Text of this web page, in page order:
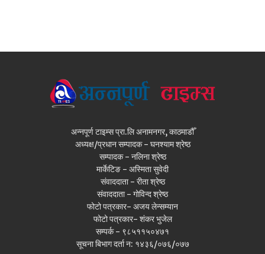
अन्नपूर्ण टाइम्स प्रा.लि अनामनगर, काठमाडौँ
अध्यक्ष/प्रधान सम्पादक - घनश्याम श्रेष्ठ
सम्पादक - नलिना श्रेष्ठ
मार्केटिङ - अस्मिता सुवेदी
संवाददाता - रीता श्रेष्ठ
संवाददाता - गोविन्द श्रेष्ठ
फोटो पत्रकार- अजय लेन्सम्यान
फोटो पत्रकार- शंकर भुजेल
सम्पर्क - ९८५११५०४७१
सूचना बिभाग दर्ता न: १४३६/०७६/०७७